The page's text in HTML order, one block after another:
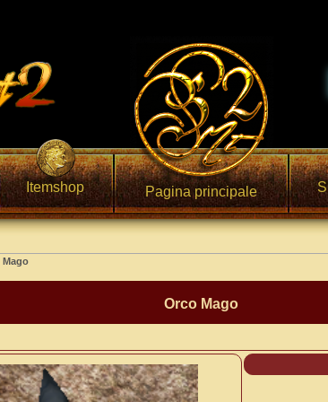
Itemshop Pagina principale
Mago
Orco Mago